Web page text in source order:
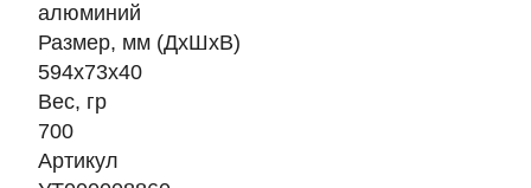
алюминий
Размер, мм (ДхШхВ)
594х73х40
Вес, гр
700
Артикул